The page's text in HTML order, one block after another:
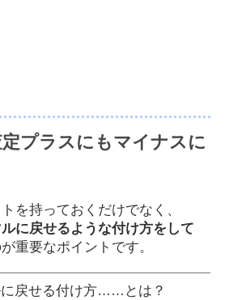
プラスにもマイナスに
を持っておくだけでなく、
ルに戻せるような付け方をして
重要なポイントです。
に戻せる付け方……とは？